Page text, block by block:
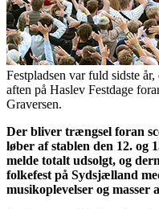
Festpladsen var fuld sidste
aften på Haslev Festdage
Graversen.
Der bliver trængsel foran
løber af stablen den 12. og
melde totalt udsolgt, og
folkefest på Sydsjælland
musikoplevelser og masser